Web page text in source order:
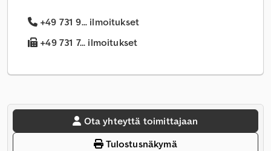
+49 731 9... ilmoitukset
+49 731 7... ilmoitukset
Ota yhteyttä toimittajaan
Tulostusnäkymä